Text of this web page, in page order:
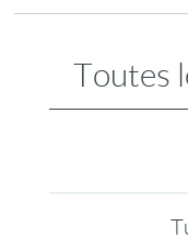
Toutes